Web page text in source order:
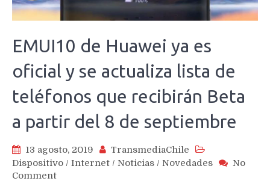
EMUI10 de Huawei ya es
oficial y se actualiza lista de
teléfonos que recibirán Beta
a partir del 8 de septiembre
13 agosto, 2019
TransmediaChile
Dispositivo / Internet / Noticias / Novedades
No
Commenton